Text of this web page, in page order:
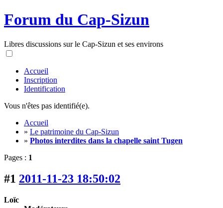
Forum du Cap-Sizun
Libres discussions sur le Cap-Sizun et ses environs
Accueil
Inscription
Identification
Vous n'êtes pas identifié(e).
Accueil
» Le patrimoine du Cap-Sizun
» Photos interdites dans la chapelle saint Tugen
Pages : 1
#1 2011-11-23 18:50:02
Loïc